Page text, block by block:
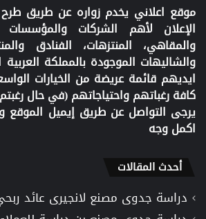
موقع اعلاني يخدم زواره عن طريق
الإعلان لأهم الشركات والمؤسسات
والمقاهي، المنتزهات، الفنادق
والشاليهات الموجودة بالمملكة
ايديهم قائمة عريضة من الخيارات
كافة رغباتهم واحتياجاتهم (في حال
يرجى التواصل عن طريق إيميل
اكمل وجه
أحدث المقالات
دراسة جدوى مصنع لانجيرى عائد